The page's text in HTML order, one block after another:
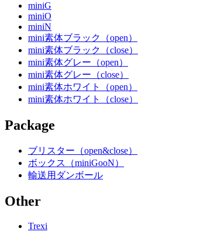
miniG
miniO
miniN
mini素体ブラック（open）
mini素体ブラック（close）
mini素体グレー（open）
mini素体グレー（close）
mini素体ホワイト（open）
mini素体ホワイト（close）
Package
ブリスター（open&close）
ボックス（miniGooN）
輸送用ダンボール
Other
Trexi